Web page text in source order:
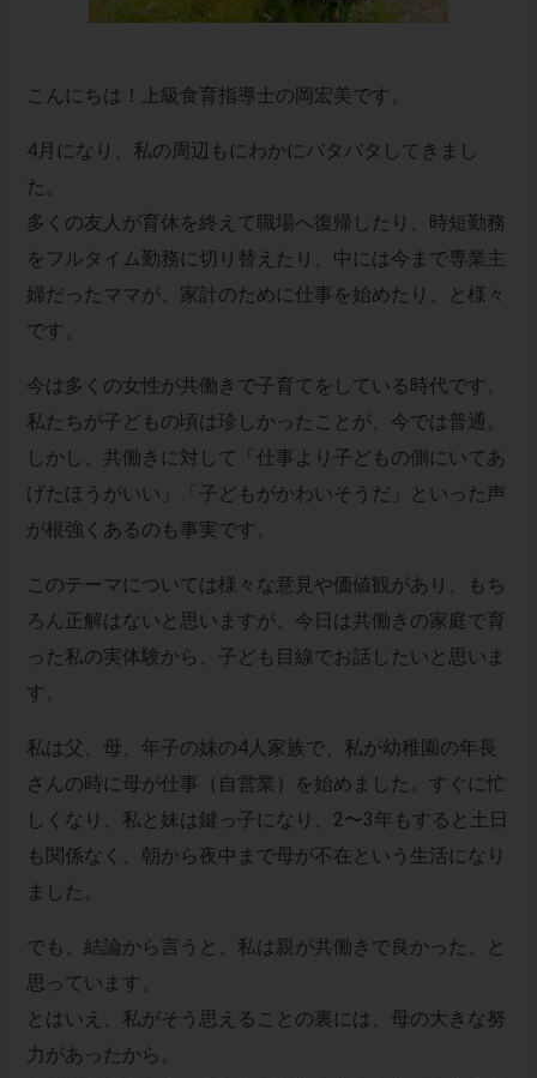
こんにちは！上級食育指導士の岡宏美です。
4月になり、私の周辺もにわかにバタバタしてきまし
た。
多くの友人が育休を終えて職場へ復帰したり、時短勤務
をフルタイム勤務に切り替えたり、中には今まで専業主
婦だったママが、家計のために仕事を始めたり、と様々
です。
今は多くの女性が共働きで子育てをしている時代です。
私たちが子どもの頃は珍しかったことが、今では普通。
しかし、共働きに対して「仕事より子どもの側にいてあ
げたほうがいい」「子どもがかわいそうだ」といった声
が根強くあるのも事実です。
このテーマについては様々な意見や価値観があり、もち
ろん正解はないと思いますが、今日は共働きの家庭で育
った私の実体験から、子ども目線でお話したいと思いま
す。
私は父、母、年子の妹の4人家族で、私が幼稚園の年長
さんの時に母が仕事（自営業）を始めました。すぐに忙
しくなり、私と妹は鍵っ子になり、2〜3年もすると土日
も関係なく、朝から夜中まで母が不在という生活になり
ました。
でも、結論から言うと、私は親が共働きで良かった、と
思っています。
とはいえ、私がそう思えることの裏には、母の大きな努
力があったから。